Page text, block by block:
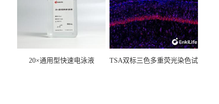
20×通用型快速电泳液
TSA双标三色多重荧光染色试